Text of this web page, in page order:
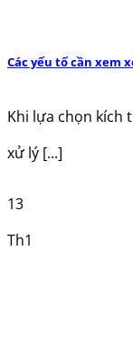
Các yếu tố cần xem
Khi lựa chọn kích
xử lý [...]
13
Th1